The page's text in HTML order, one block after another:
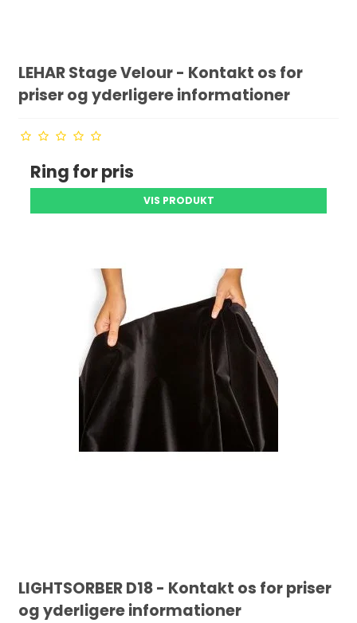
LEHAR Stage Velour - Kontakt os for
priser og yderligere informationer
Ring for pris
VIS PRODUKT
LIGHTSORBER D18 - Kontakt os for priser
og yderligere informationer